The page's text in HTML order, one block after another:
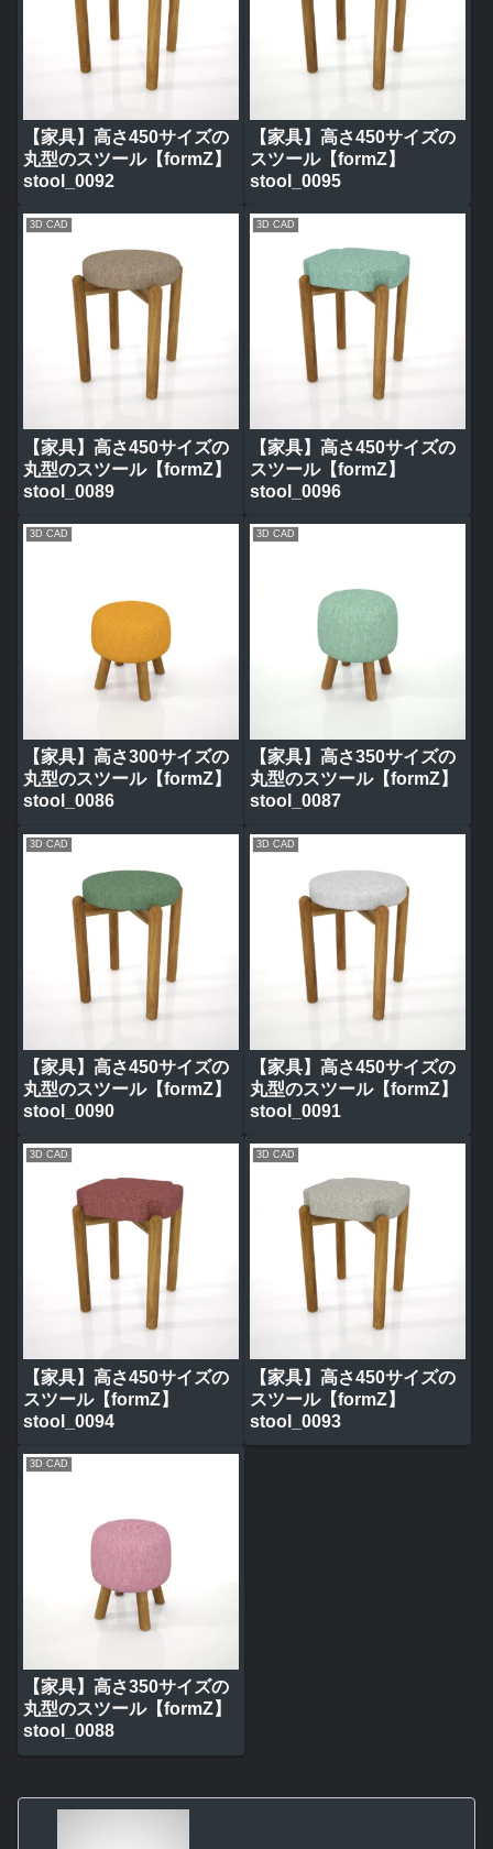
【家具】高さ450サイズの
丸型のスツール【formZ】
stool_0092
【家具】高さ450サイズの
スツール【formZ】
stool_0095
3D CAD
【家具】高さ450サイズの
丸型のスツール【formZ】
stool_0089
3D CAD
【家具】高さ450サイズの
スツール【formZ】
stool_0096
3D CAD
【家具】高さ300サイズの
丸型のスツール【formZ】
stool_0086
3D CAD
【家具】高さ350サイズの
丸型のスツール【formZ】
stool_0087
3D CAD
【家具】高さ450サイズの
丸型のスツール【formZ】
stool_0090
3D CAD
【家具】高さ450サイズの
丸型のスツール【formZ】
stool_0091
3D CAD
【家具】高さ450サイズの
スツール【formZ】
stool_0094
3D CAD
【家具】高さ450サイズの
スツール【formZ】
stool_0093
3D CAD
【家具】高さ350サイズの
丸型のスツール【formZ】
stool_0088